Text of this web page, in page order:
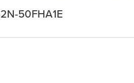
50FHA1E